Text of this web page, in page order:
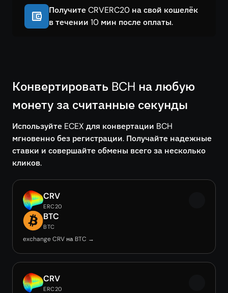
Получите CRVERC20 на свой кошелёк
в течении 10 мин после оплаты.
Конвертировать BCH на любую
монету за считанные секунды
Используйте ECEX для конвертации BCH
мгновенно без регистрации. Получайте надежные
ставки и совершайте обмены всего за несколько
кликов.
CRV
ERC20
BTC
BTC
exchange CRV на BTC →
CRV
ERC20